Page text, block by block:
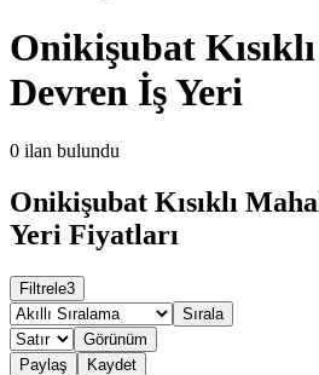
Onikişubat
Devren İş Yeri
0 ilan bulundu
Onikişubat Kısıklı
Yeri Fiyatları
Filtrele3
Sırala
Görünüm
Paylaş
Kaydet